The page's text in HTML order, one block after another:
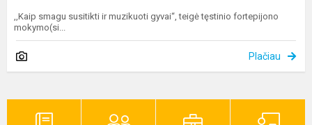
,,Kaip smagu susitikti ir muzikuoti gyvai“, teigė tęstinio fortepijono
mokymo(si...
Plačiau